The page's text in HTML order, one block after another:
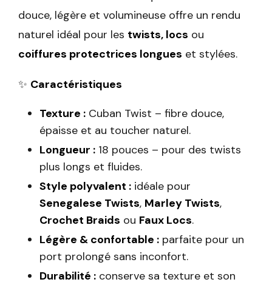
douce, légère et volumineuse offre un rendu
naturel idéal pour les twists, locs ou
coiffures protectrices longues et stylées.
✨ Caractéristiques
Texture : Cuban Twist – fibre douce,
épaisse et au toucher naturel.
Longueur : 18 pouces – pour des twists
plus longs et fluides.
Style polyvalent : idéale pour
Senegalese Twists, Marley Twists,
Crochet Braids ou Faux Locs.
Légère & confortable : parfaite pour un
port prolongé sans inconfort.
Durabilité : conserve sa texture et son